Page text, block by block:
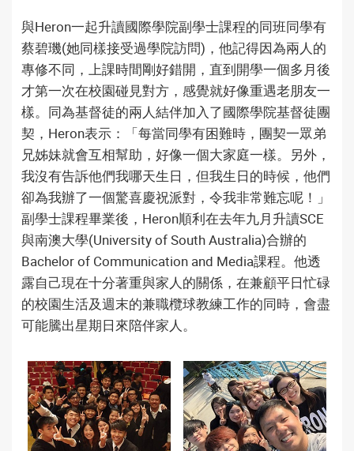
與Heron一起升讀國際學院副學士課程的同班同學有
蔡碧璣(她同樣接受過學院訪問)，他記得因為兩人的
專修不同，上課時間剛好錯開，直到開學一個多月後
才第一次在校園碰見對方，感覺就好像重遇老朋友一
樣。同為基督徒的兩人結伴加入了國際學院基督徒團
契，Heron表示：「每當同學有困難時，團契一眾弟
兄姊妹就會互相幫助，好像一個大家庭一樣。另外，
我沒有告訴他們我哪天生日，但我生日的時候，他們
卻為我辦了一個驚喜慶祝派對，令我非常難忘呢！」
副學士課程畢業後，Heron順利在去年九月升讀SCE
與南澳大學(University of South Australia)合辦的
Bachelor of Communication and Media課程。他透
露自己現在十分著重與家人的關係，在兼顧平日忙碌
的校園生活及週末的兼職欖球教練工作的同時，會盡
可能騰出星期日來陪伴家人。